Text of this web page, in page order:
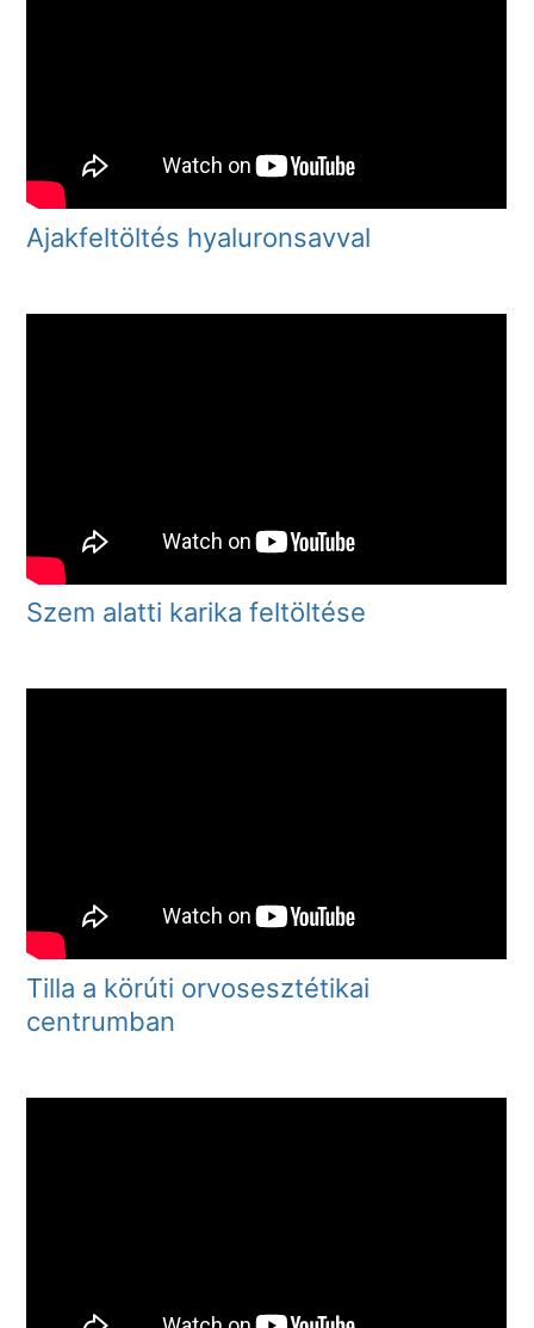
Ajakfeltöltés hyaluronsavval
Szem alatti karika feltöltése
Tilla a körúti orvosesztétikai
centrumban